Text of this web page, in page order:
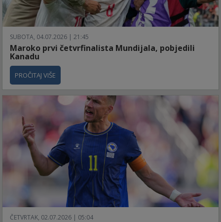
SUBOTA, 04.07.2026 | 21:45
Maroko prvi četvrfinalista Mundijala, pobjedili
Kanadu
PROČITAJ VIŠE
ČETVRTAK, 02.07.2026 | 05:04